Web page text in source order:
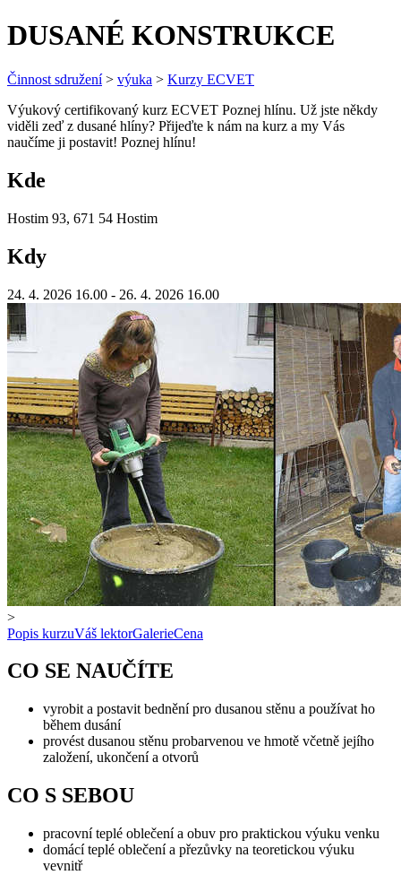
DUSANÉ KONSTRUKCE
Činnost sdružení> výuka > Kurzy ECVET
Výukový certifikovaný kurz ECVET Poznej hlínu. Už jste někdy
viděli zeď z dusané hlíny? Přijeďte k nám na kurz a my Vás
naučíme ji postavit! Poznej hlínu!
Kde
Hostim 93, 671 54 Hostim
Kdy
24. 4. 2026 16.00 - 26. 4. 2026 16.00
>
Popis kurzuVáš lektorGalerieCena
CO SE NAUČÍTE
vyrobit a postavit bednění pro dusanou stěnu a používat ho
během dusání
provést dusanou stěnu probarvenou ve hmotě včetně jejího
založení, ukončení a otvorů
CO S SEBOU
pracovní teplé oblečení a obuv pro praktickou výuku venku
domácí teplé oblečení a přezůvky na teoretickou výuku
vevnitř